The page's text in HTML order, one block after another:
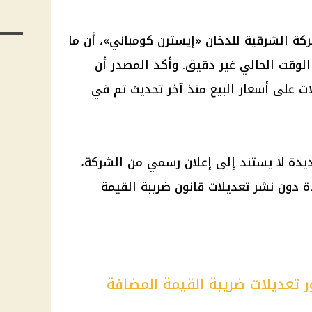
الشرقية للدخان «إيسترن كومباني»، أن ما
الحالي غير دقيق. وأكد المصدر أن
على أسعار البيع منذ آخر تحديث تم في
لا يستند إلى إعلان رسمي من الشركة،
دون نشر تعديلات قانون ضريبة القيمة
تعديلات ضريبة القيمة المضافة